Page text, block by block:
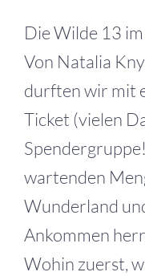
Die Wilde 13
Von Natalia
durften wir mit
Ticket (vielen
wartenden
Wunderland
Ankommen
Wohin zuerst,